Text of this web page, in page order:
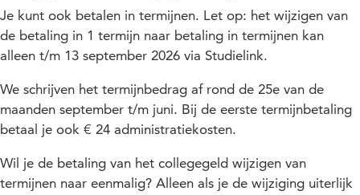
Je kunt ook betalen in termijnen. Let op: het wijzigen van
de betaling in 1 termijn naar betaling in termijnen kan
alleen t/m 13 september 2026 via Studielink.
We schrijven het termijnbedrag af rond de 25e van de
maanden september t/m juni. Bij de eerste termijnbetaling
betaal je ook € 24 administratiekosten.
Wil je de betaling van het collegegeld wijzigen van
termijnen naar eenmalig? Alleen als je de wijziging uiterlijk